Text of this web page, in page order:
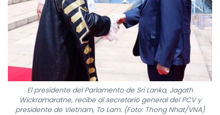
El presidente del Parlamento de Sri Lanka, Jagath
Wickramaratne, recibe al secretario general del PCV y
presidente de Vietnam, To Lam. (Foto: Thong Nhat/VNA)